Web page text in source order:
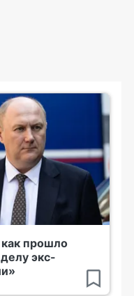
прошло
экс-